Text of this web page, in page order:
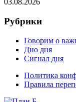
03.08.2026
Рубрики
Говорим о
Дно дня
Сигнал дня
Политика
Правила